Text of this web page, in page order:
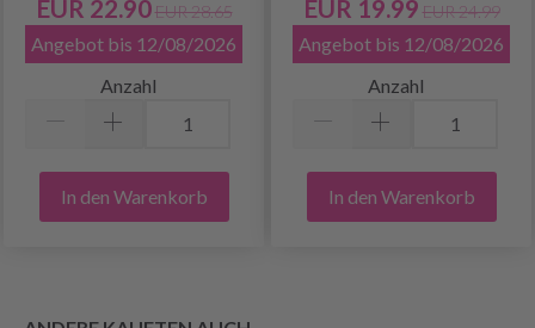
EUR 22.90 EUR 28.65
Angebot bis 12/08/2026
Anzahl
In den Warenkorb
EUR 19.99 EUR 24.99
Angebot bis 12/08/2026
Anzahl
In den Warenkorb